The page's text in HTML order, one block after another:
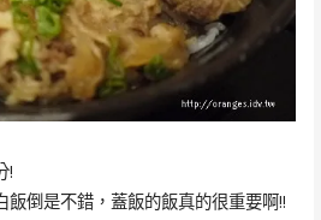
!
倒是不錯，蓋飯的飯真的很重要啊!!